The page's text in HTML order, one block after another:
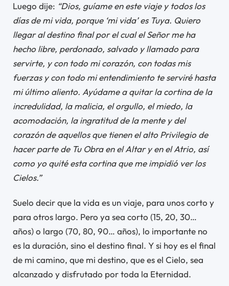
Luego dije: “Dios, guíame en este viaje y todos los
días de mi vida, porque ‘mi vida’ es Tuya. Quiero
llegar al destino final por el cual el Señor me ha
hecho libre, perdonado, salvado y llamado para
servirte, y con todo mi corazón, con todas mis
fuerzas y con todo mi entendimiento te serviré hasta
mi último aliento. Ayúdame a quitar la cortina de la
incredulidad, la malicia, el orgullo, el miedo, la
acomodación, la ingratitud de la mente y del
corazón de aquellos que tienen el alto Privilegio de
hacer parte de Tu Obra en el Altar y en el Atrio, así
como yo quité esta cortina que me impidió ver los
Cielos.”
Suelo decir que la vida es un viaje, para unos corto y
para otros largo. Pero ya sea corto (15, 20, 30…
años) o largo (70, 80, 90… años), lo importante no
es la duración, sino el destino final. Y si hoy es el final
de mi camino, que mi destino, que es el Cielo, sea
alcanzado y disfrutado por toda la Eternidad.